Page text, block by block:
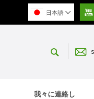

日本語 
 
我々に連絡し